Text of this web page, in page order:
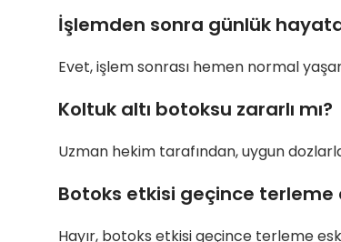
İşlemden sonra günlük
Evet, işlem sonrası hemen normal
Koltuk altı botoksu zararlı mı?
Uzman hekim tarafından, uygun
Botoks etkisi geçince terleme
Hayır, botoks etkisi geçince terleme